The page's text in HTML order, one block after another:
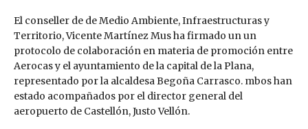
El conseller de de Medio Ambiente, Infraestructuras y
Territorio, Vicente Martínez Mus ha firmado un un
protocolo de colaboración en materia de promoción entre
Aerocas y el ayuntamiento de la capital de la Plana,
representado por la alcaldesa Begoña Carrasco. mbos han
estado acompañados por el director general del
aeropuerto de Castellón, Justo Vellón.